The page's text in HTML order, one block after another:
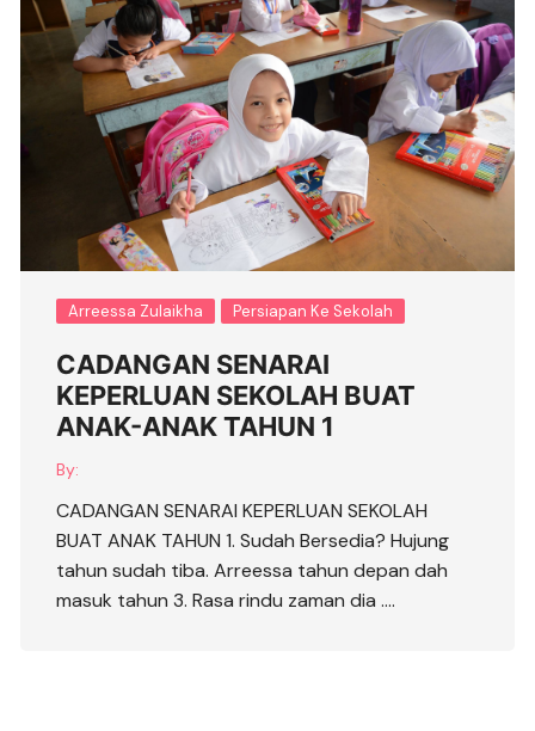
Arreessa Zulaikha Persiapan Ke Sekolah
CADANGAN SENARAI
KEPERLUAN SEKOLAH BUAT
ANAK-ANAK TAHUN 1
By:
CADANGAN SENARAI KEPERLUAN SEKOLAH
BUAT ANAK TAHUN 1. Sudah Bersedia? Hujung
tahun sudah tiba. Arreessa tahun depan dah
masuk tahun 3. Rasa rindu zaman dia ….